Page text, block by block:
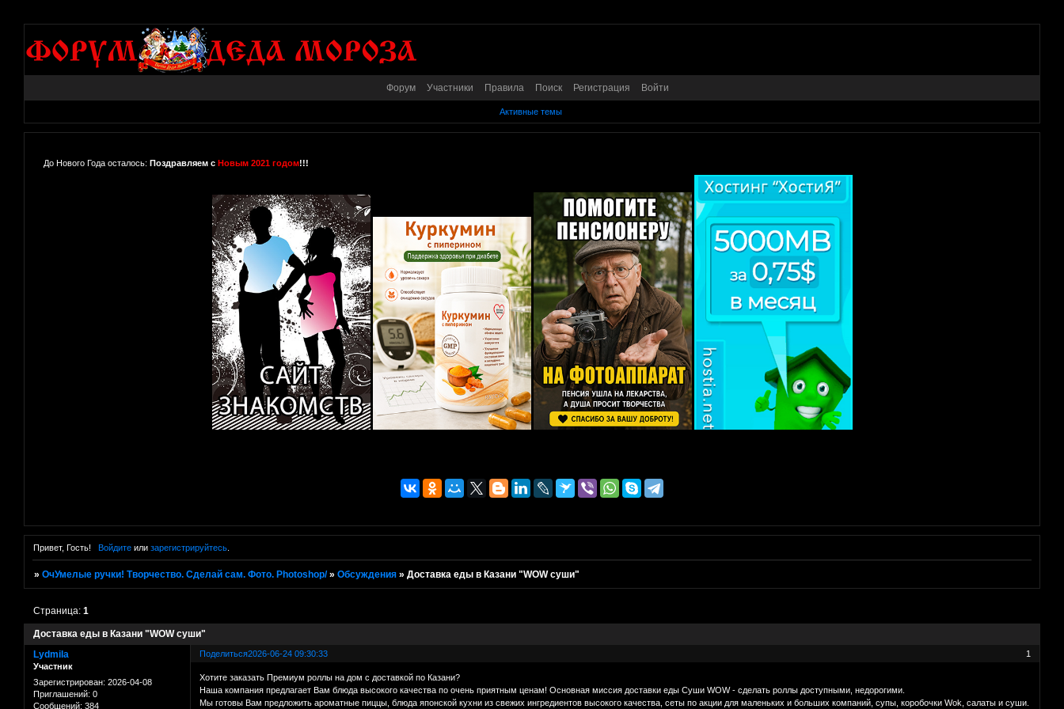
Форум Участники Правила Поиск Регистрация Войти
Активные темы
До Нового Года осталось: Поздравляем с Новым 2021 годом!!!
Привет, Гость! Войдитеили зарегистрируйтесь.
»ОчУмелые ручки! Творчество. Сделай сам. Фото. Photoshop/ »Обсуждения »Доставка еды в Казани "WOW суши"
Доставка еды в Казани "WOW суши"
Страница:1
Поделиться 1
2026-06-24 09:30:33
Lydmila
Участник
Зарегистрирован: 2026-04-08
Приглашений: 0
Сообщений: 384
Хотите заказать Премиум роллы на дом с доставкой по Казани?
Наша компания предлагает Вам блюда высокого качества по очень приятным ценам! Основная миссия доставки еды Суши WOW - сделать роллы доступными, недорогими.
Мы готовы Вам предложить ароматные пиццы, блюда японской кухни из свежих ингредиентов высокого качества, сеты по акции для маленьких и больших компаний, супы, коробочки Wok, салаты и суши.